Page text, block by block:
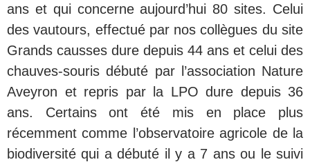
ans et qui concerne aujourd’hui 80 sites. Celui
des vautours, effectué par nos collègues du site
Grands causses dure depuis 44 ans et celui des
chauves-souris débuté par l’association Nature
Aveyron et repris par la LPO dure depuis 36
ans. Certains ont été mis en place plus
récemment comme l’observatoire agricole de la
biodiversité qui a débuté il y a 7 ans ou le suivi